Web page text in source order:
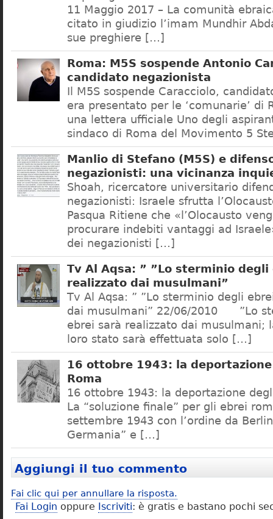
11 Maggio 2017 – La comunità
citato in giudizio l’imam Mundhir
sue preghiere […]
Roma: M5S sospende Antonio
candidato negazionista
Il M5S sospende Caracciolo,
era presentato per le ‘comunarie’ di
una lettera ufficiale Uno degli
sindaco di Roma del Movimento 5
Manlio di Stefano (M5S) e
negazionisti: una vicinanza
Shoah, ricercatore universitario
negazionisti: Israele sfrutta
Pasqua Ritiene che «l’Olocausto
procurare indebiti vantaggi ad
dei negazionisti […]
Tv Al Aqsa: ” ”Lo sterminio degli
realizzato dai musulmani”
Tv Al Aqsa: ” ”Lo sterminio degli
dai musulmani” 22/06/2010 ”Lo
ebrei sarà realizzato dai musulmani;
loro stato sarà effettuata solo […]
16 ottobre 1943: la
Roma
16 ottobre 1943: la deportazione
La “soluzione finale” per gli ebrei
settembre 1943 con l’ordine da
Germania” e […]
Aggiungi il tuo commento
Fai clic qui per annullare la risposta.
Fai Login oppure Iscriviti: è gratis e bastano pochi